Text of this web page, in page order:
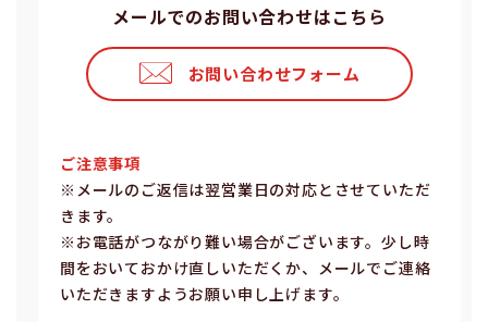
メールでのお問い合わせはこちら
お問い合わせフォーム
ご注意事項
※メールのご返信は翌営業⽇の対応とさせていただ
きます。
※お電話がつながり難い場合がございます。少し時
間をおいておかけ直しいただくか、メールでご連絡
いただきますようお願い申し上げます。